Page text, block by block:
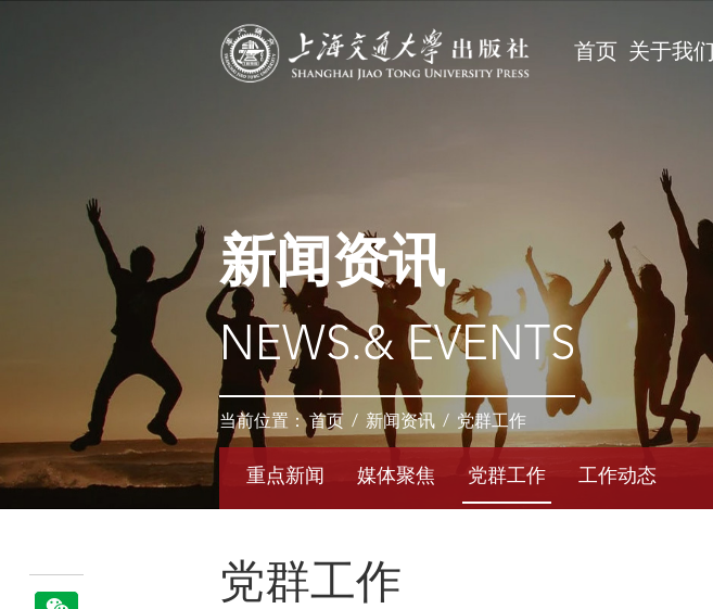
首页 关于我们
新闻资讯
NEWS.& EVENTS
当前位置：首页 / 新闻资讯 / 党群工作
重点新闻 媒体聚焦 党群工作 工作动态
党群工作